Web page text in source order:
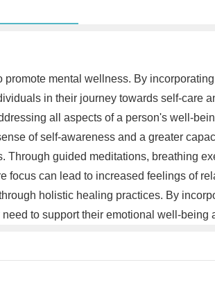
mental wellness. By
in their journey towards self-care
all aspects of a person's well-
of self-awareness and a greater
guided meditations, breathing
can lead to increased feelings of
holistic healing practices. By
to support their emotional well-being